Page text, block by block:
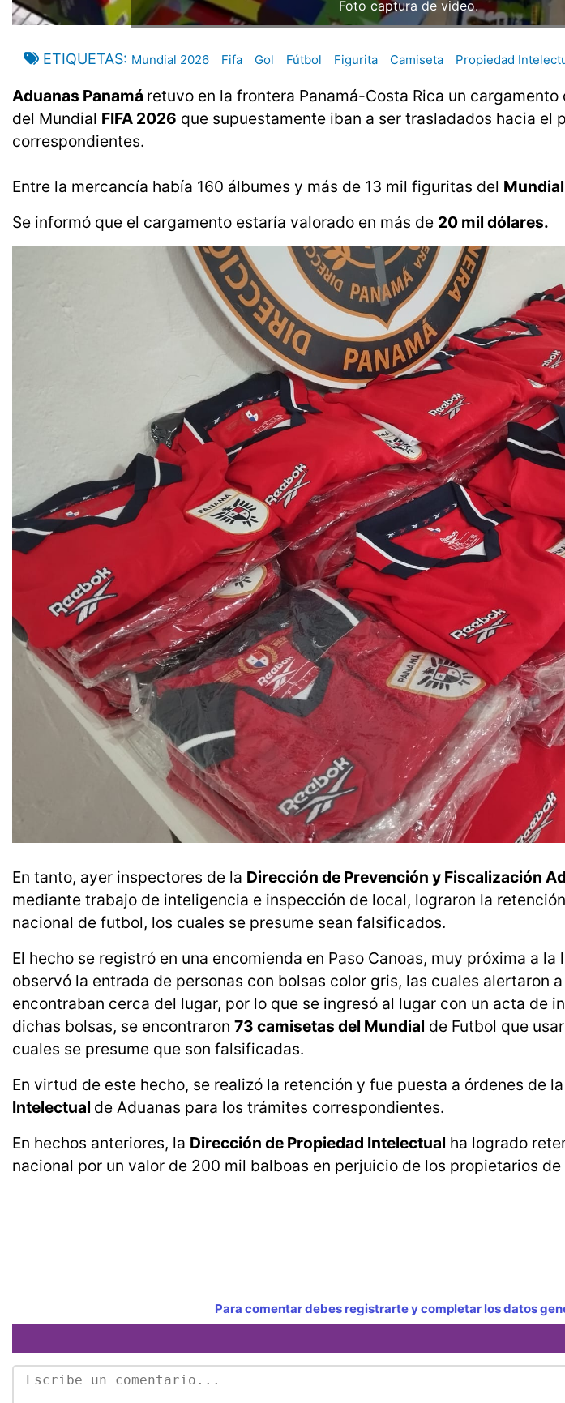
Foto captura de video.
ETIQUETAS Mundial 2026 Fifa Gol Fútbol Figurita Camiseta Propiedad
Aduanas Panamá retuvo en la frontera Panamá-Costa Rica un
del Mundial FIFA 2026 que supuestamente iban a ser trasladados hacia el
correspondientes.
Entre la mercancía había 160 álbumes y más de 13 mil figuritas del
Se informó que el cargamento estaría valorado en más de 20 mil dólares.
En tanto, ayer inspectores de la Dirección de Prevención y Fiscalización
mediante trabajo de inteligencia e inspección de local, lograron la
nacional de futbol, los cuales se presume sean falsificados.
El hecho se registró en una encomienda en Paso Canoas, muy próxima a
observó la entrada de personas con bolsas color gris, las cuales alertaron
encontraban cerca del lugar, por lo que se ingresó al lugar con un acta de
dichas bolsas, se encontraron 73 camisetas del Mundial de Futbol que
cuales se presume que son falsificadas.
En virtud de este hecho, se realizó la retención y fue puesta a órdenes de la
Intelectual de Aduanas para los trámites correspondientes.
En hechos anteriores, la Dirección de Propiedad Intelectual ha logrado
nacional por un valor de 200 mil balboas en perjuicio de los propietarios de
Para comentar debes registrarte y completar los datos